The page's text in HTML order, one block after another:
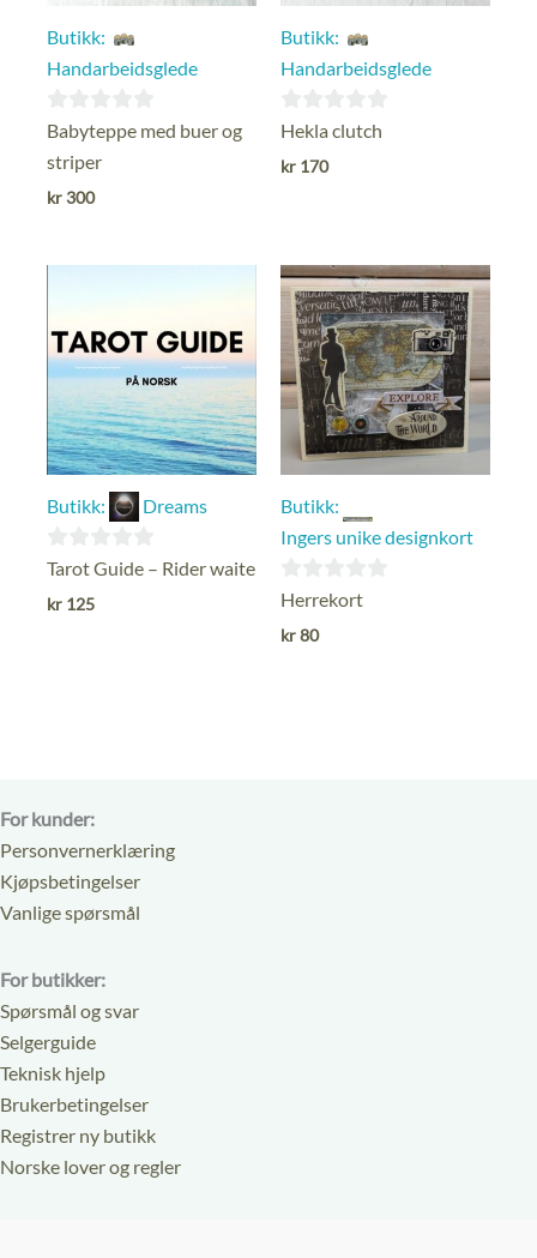
Butikk:
Handarbeidsglede
0
ut
av
Babyteppe med buer og
striper
kr 300
Butikk:
Handarbeidsglede
0
ut
Hekla clutch
kr 170
Butikk: Dreams
0
ut
Tarot Guide – Rider waite
kr 125
Butikk:
Ingers unike designkort
0
ut
Herrekort
kr80
For kunder:
Personvernerklæring
Kjøpsbetingelser
Vanlige spørsmål
For butikker:
Spørsmål og svar
Selgerguide
Teknisk hjelp
Brukerbetingelser
Registrer ny butikk
Norske lover og regler